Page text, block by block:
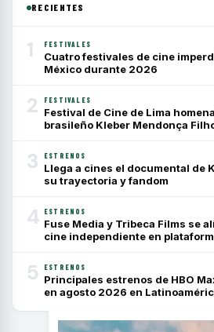
RECIENTES
1 FESTIVALES
Cuatro festivales de cine
México durante 2026
2 FESTIVALES
Festival de Cine de Lima
brasileño Kleber Mendonça
3 ESTRENOS
Llega a cines el documental de
su trayectoria y fandom
4 ESTRENOS
Fuse Media y Tribeca Films se
cine independiente en
5 ESTRENOS
Principales estrenos de HBO
en agosto 2026 en